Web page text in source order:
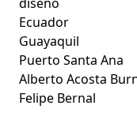
Ecuador
Guayaquil
Puerto Santa Ana
Alberto Acosta
Felipe Bernal